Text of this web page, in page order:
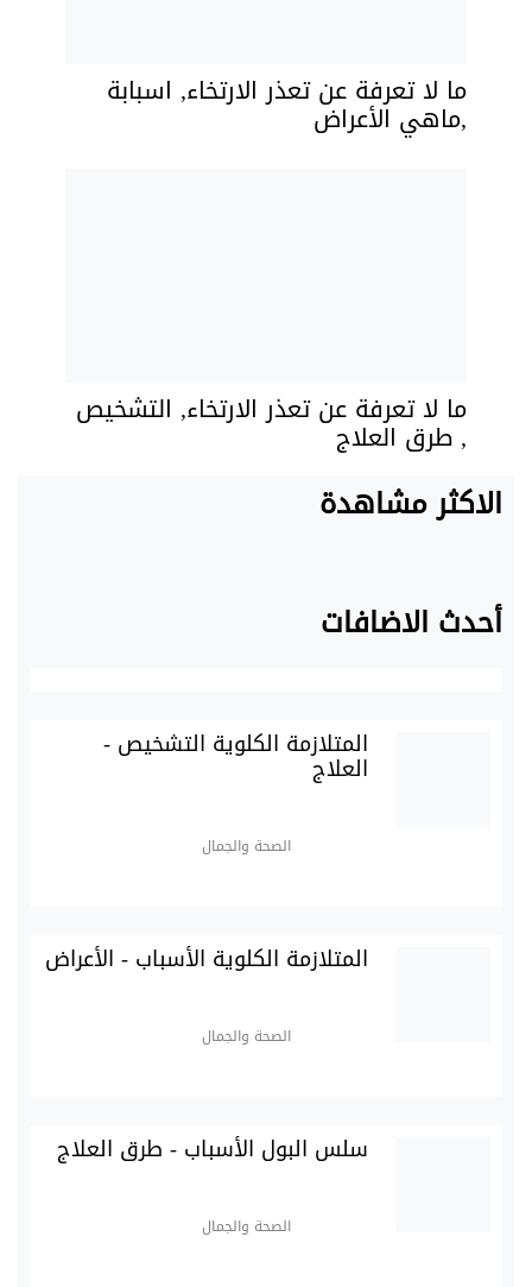
ما لا تعرفة عن تعذر الارتخاء, اسبابة
,ماهي الأعراض
ما لا تعرفة عن تعذر الارتخاء, التشخيص
, طرق العلاج
الاكثر مشاهدة
أحدث الاضافات
المتلازمة الكلوية التشخيص -
العلاج
الصحة والجمال
المتلازمة الكلوية الأسباب - الأعراض
الصحة والجمال
سلس البول الأسباب - طرق العلاج
الصحة والجمال